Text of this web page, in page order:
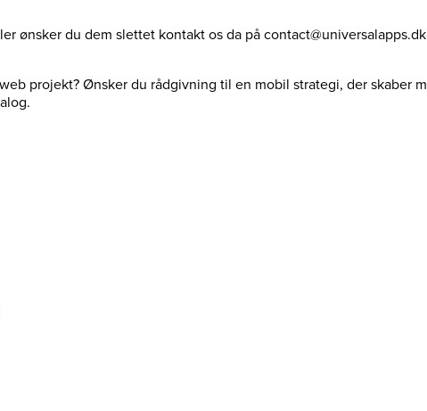
ønsker du dem slettet kontakt os da på contact@universalapps.dk
projekt? Ønsker du rådgivning til en mobil strategi, der